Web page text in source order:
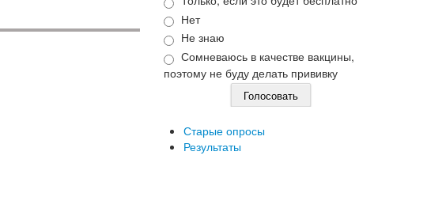
Нет
Не знаю
Сомневаюсь в качестве вакцины,
поэтому не буду делать прививку
Старые опросы
Результаты